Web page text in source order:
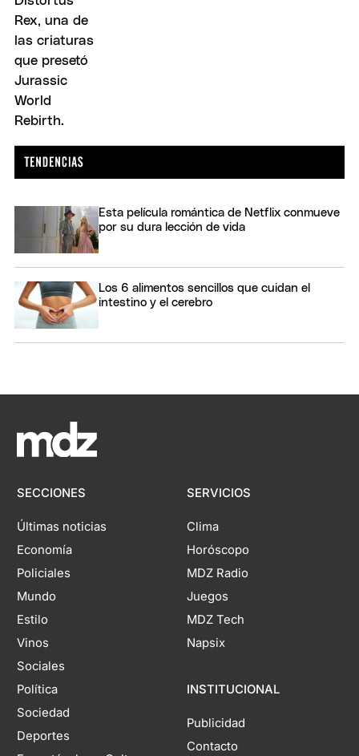
Esta película romántica de Netflix conmueve
por su dura lección de vida
Los 6 alimentos sencillos que cuidan el
intestino y el cerebro
SECCIONES
Últimas noticias
Economía
Policiales
Mundo
Estilo
Vinos
Sociales
Política
Sociedad
Deportes
SERVICIOS
Clima
Horóscopo
MDZ Radio
Juegos
MDZ Tech
Napsix
INSTITUCIONAL
Publicidad
Contacto